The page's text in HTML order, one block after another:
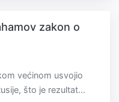
zakon o
većinom usvojio
što je rezultat...